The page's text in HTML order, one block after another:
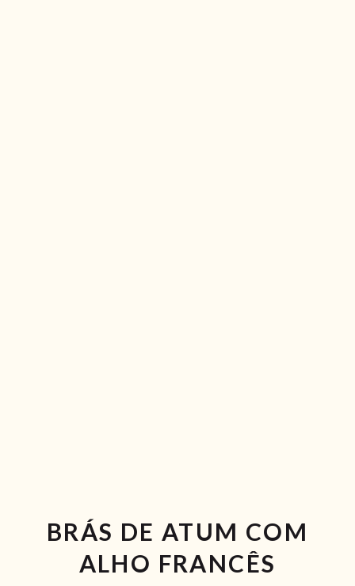
BRÁS DE ATUM COM
ALHO FRANCÊS